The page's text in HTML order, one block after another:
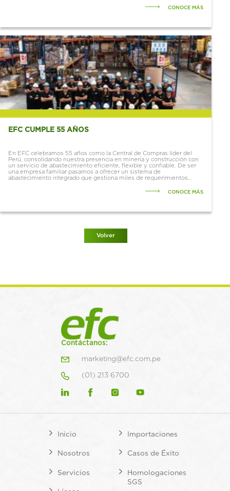
CONOCE MÁS
EFC CUMPLE 55 AÑOS
En EFC celebramos 55 años como la Central de Compras líder del
Perú, consolidando nuestra presencia en minería y construcción con
un servicio de abastecimiento eficiente, flexible y confiable. De ser
una empresa familiar pasamos a ofrecer un sistema de
abastecimiento integrado que gestiona miles de requerimientos
CONOCE MÁS
Volver
Contáctanos:
marketing@efc.com.pe
(01) 213 6700
Inicio
Nosotros
Servicios
Importaciones
Casos de Éxito
Homologaciones
SGS